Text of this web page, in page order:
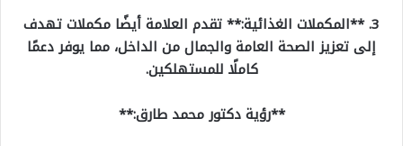
3. **المكملات الغذائية:** تقدم العلامة أيضًا مكملات تهدف
إلى تعزيز الصحة العامة والجمال من الداخل، مما يوفر دعمًا
كاملًا للمستهلكين.
**رؤية دكتور محمد طارق:**